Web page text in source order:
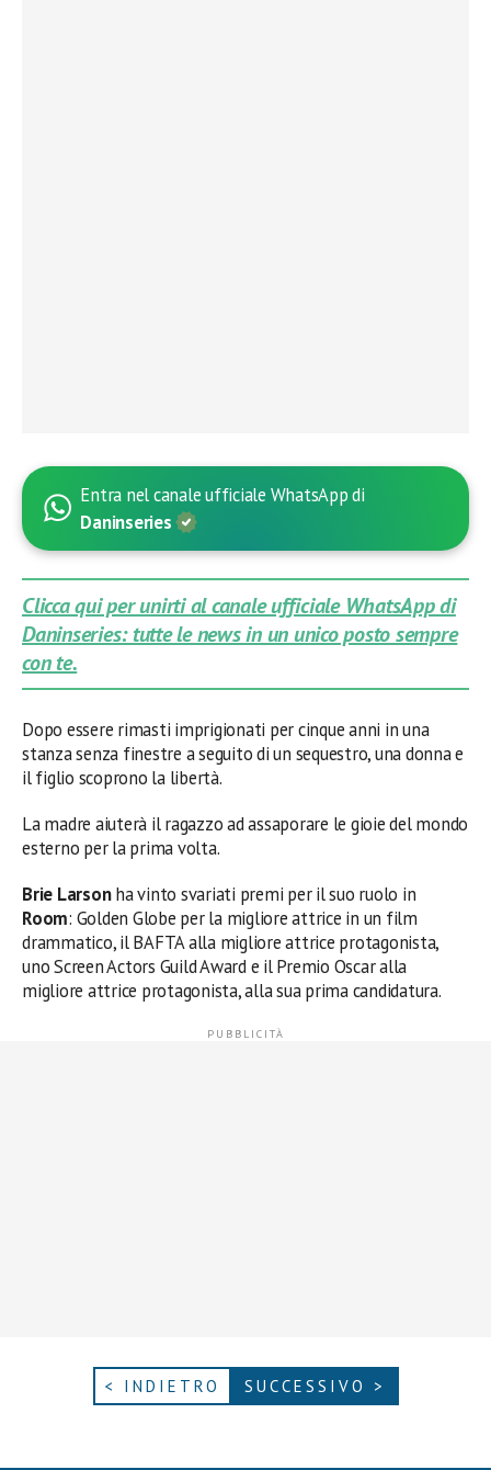
Entra nel canale ufficiale WhatsApp di
Daninseries
Clicca qui per unirti al canale ufficiale WhatsApp di
Daninseries: tutte le news in un unico posto sempre
con te.
Dopo essere rimasti imprigionati per cinque anni in una
stanza senza finestre a seguito di un sequestro, una donna e
il figlio scoprono la libertà.
La madre aiuterà il ragazzo ad assaporare le gioie del mondo
esterno per la prima volta.
Brie Larsonha vinto svariati premi per il suo ruolo in
Room: Golden Globe per la migliore attrice in un film
drammatico, il BAFTA alla migliore attrice protagonista,
uno Screen Actors Guild Award e il Premio Oscar alla
migliore attrice protagonista, alla sua prima candidatura.
< INDIETRO SUCCESSIVO >